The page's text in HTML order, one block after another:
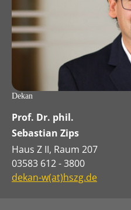
Dekan
Prof. Dr. phil.
Sebastian Zips
Haus Z II, Raum 207
03583 612 - 3800
dekan-w(at)hszg.de